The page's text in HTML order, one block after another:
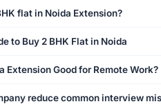
flat in Noida Extension?
to Buy 2 BHK Flat in Noida
Extension Good for Remote Work?
reduce common interview